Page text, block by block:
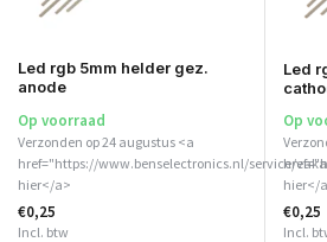
Led rgb 5mm helder gez.
anode
Op voorraad
Verzonden op 24 augustus <a
href="https://www.benselectronics.nl/service/
hier</a>
€0,25
Incl. btw
Led
Op
hier</
€0,25
Incl.